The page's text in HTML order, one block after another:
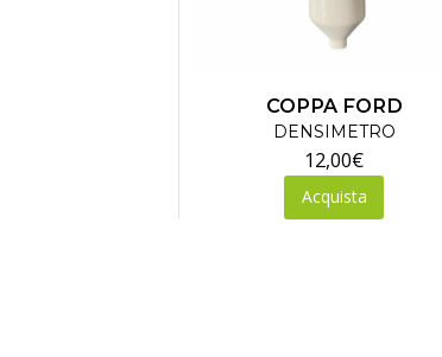
COPPA FORD
DENSIMETRO
12,00€
Acquista